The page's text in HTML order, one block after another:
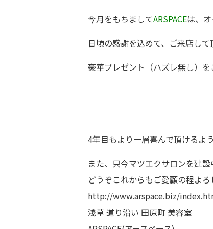
今月をもちましてARSPACEは、
日頃の感謝を込めて、ご来店し
豪華プレゼント（ハズレ無し）
4年目もより一層喜んで頂けるよ
また、只今マツエクサロンを建
どうぞこれからもご愛顧の程よ
http://www.arspace.biz/
浅草 道り沿い 田原町 美容室